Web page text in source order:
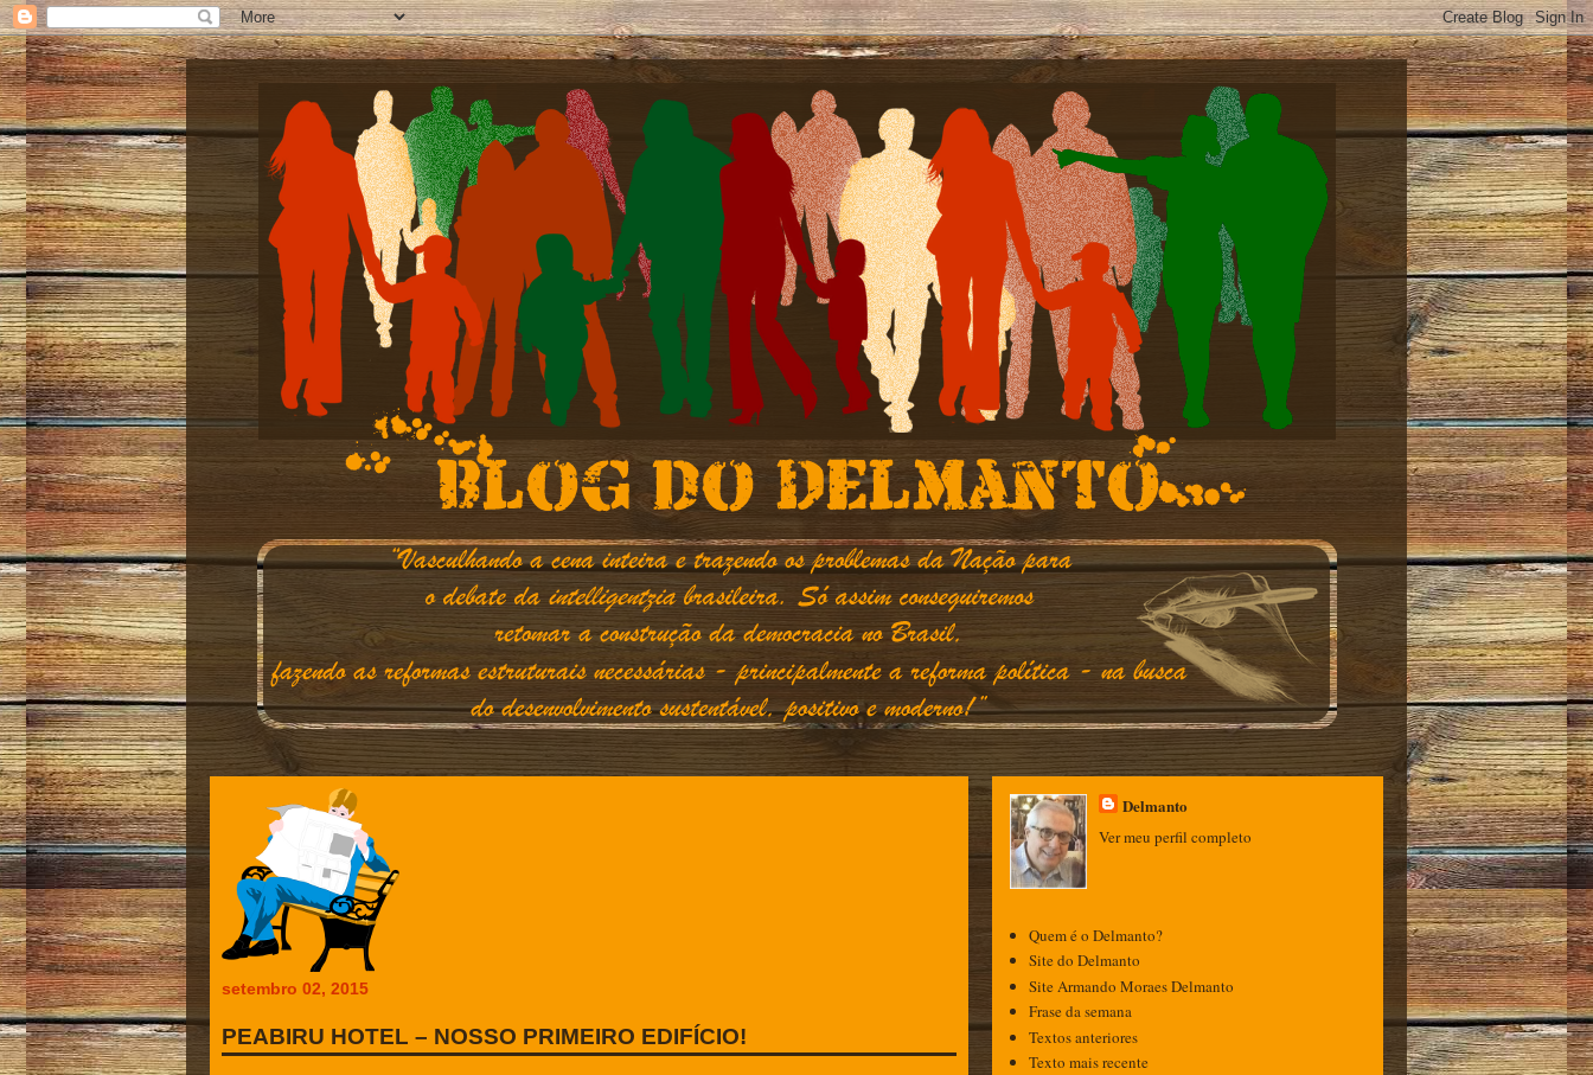
setembro 02, 2015
PEABIRU HOTEL – NOSSO PRIMEIRO EDIFÍCIO!
Delmanto
Ver meu perfil completo
Quem é o Delmanto?
Site do Delmanto
Site Armando Moraes Delmanto
Frase da semana
Textos anteriores
Texto mais recente